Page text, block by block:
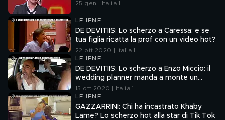
25 gen | Italia 1
LE IENE
DE DEVITIIS: Lo scherzo a Caressa: e se
tua figlia ricatta la prof con un video hot?
22 ott 2020 | Italia 1
LE IENE
DE DEVITIIS: Lo scherzo a Enzo Miccio: il
wedding planner manda a monte un
matrimonio!
15 ott 2020 | Italia 1
LE IENE
GAZZARRINI: Chi ha incastrato Khaby
Lame? Lo scherzo hot alla star di Tik Tok